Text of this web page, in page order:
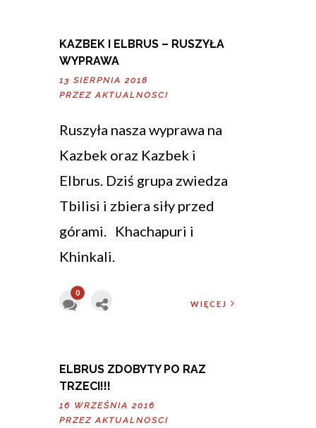
KAZBEK I ELBRUS – RUSZYŁA
WYPRAWA
13 SIERPNIA 2018
PRZEZ AKTUALNOSCI
Ruszyła nasza wyprawa na
Kazbek oraz Kazbek i
Elbrus. Dziś grupa zwiedza
Tbilisi i zbiera siły przed
górami. Khachapuri i
Khinkali.
0
WIĘCEJ
ELBRUS ZDOBYTY PO RAZ
TRZECI!!!
16 WRZEŚNIA 2016
PRZEZ AKTUALNOSCI